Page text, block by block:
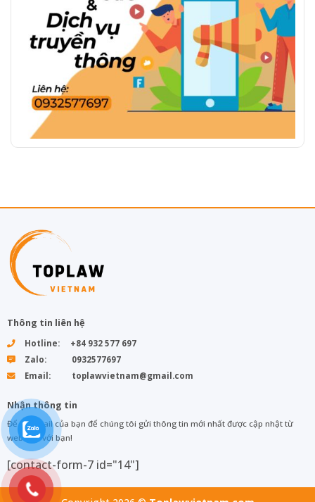
Thông tin liên hệ
Hotline: +84 932 577 697
Zalo: 0932577697
Email: toplawvietnam@gmail.com
Nhận thông tin
Để lại email của bạn để chúng tôi gửi thông tin mới nhất được cập nhật từ
web đến với bạn!
[contact-form-7 id="14"]